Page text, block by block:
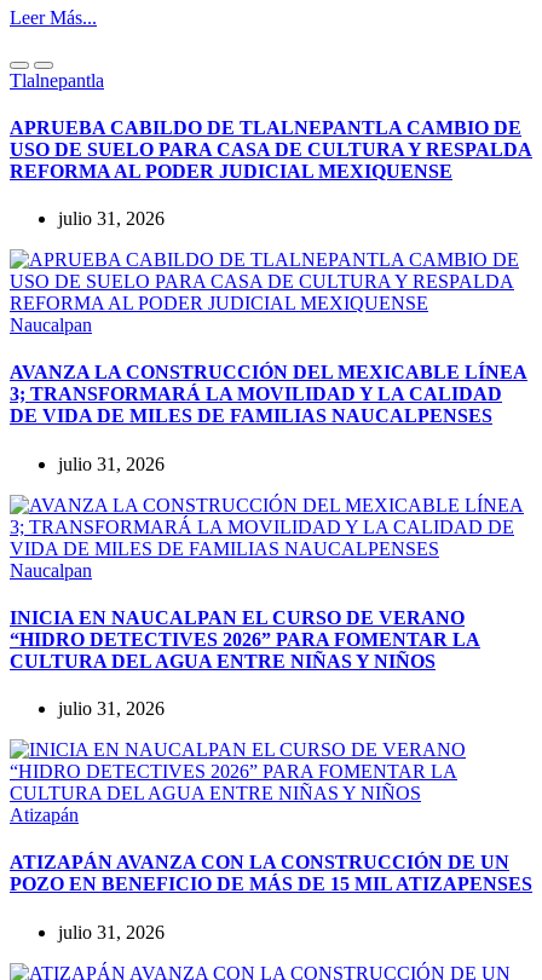
Leer Más...
Tlalnepantla
APRUEBA CABILDO DE TLALNEPANTLA CAMBIO DE
USO DE SUELO PARA CASA DE CULTURA Y RESPALDA
REFORMA AL PODER JUDICIAL MEXIQUENSE
julio 31, 2026
Naucalpan
AVANZA LA CONSTRUCCIÓN DEL MEXICABLE LÍNEA
3; TRANSFORMARÁ LA MOVILIDAD Y LA CALIDAD
DE VIDA DE MILES DE FAMILIAS NAUCALPENSES
julio 31, 2026
Naucalpan
INICIA EN NAUCALPAN EL CURSO DE VERANO
“HIDRO DETECTIVES 2026” PARA FOMENTAR LA
CULTURA DEL AGUA ENTRE NIÑAS Y NIÑOS
julio 31, 2026
Atizapán
ATIZAPÁN AVANZA CON LA CONSTRUCCIÓN DE UN
POZO EN BENEFICIO DE MÁS DE 15 MIL ATIZAPENSES
julio 31, 2026